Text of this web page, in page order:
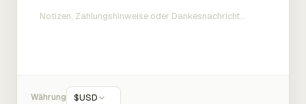
Währung $USD